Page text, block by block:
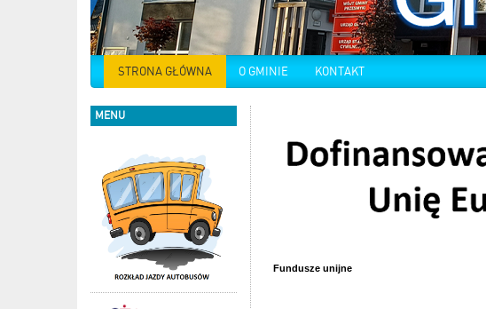
STRONA GŁÓWNA O GMINIE KONTAKT
MENU
Fundusze unijne